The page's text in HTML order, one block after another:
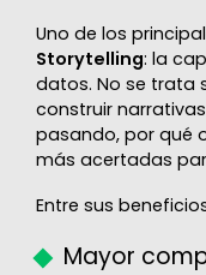
Uno de los
Storytelling: la
datos. No se trata
construir
pasando, por qué
más acertadas
Entre sus
Mayor